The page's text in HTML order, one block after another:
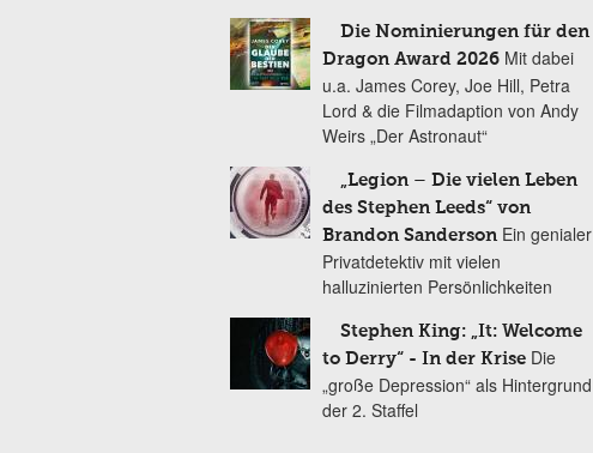
Die Nominierungen für den
Dragon Award 2026 Mit dabei
u.a. James Corey, Joe Hill, Petra
Lord & die Filmadaption von Andy
Weirs „Der Astronaut“
„Legion – Die vielen Leben
des Stephen Leeds“ von
Brandon Sanderson Ein genialer
Privatdetektiv mit vielen
halluzinierten Persönlichkeiten
Stephen King: „It: Welcome
to Derry“ - In der Krise Die
„große Depression“ als Hintergrund
der 2. Staffel